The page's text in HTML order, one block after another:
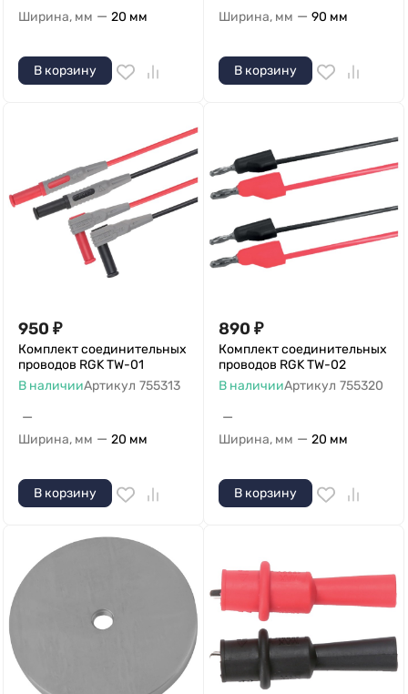
Ширина, мм — 20 мм
В корзину
Ширина, мм — 90 мм
В корзину
950 ₽
Комплект соединительных
проводов RGK TW-01
В наличииАртикул 755313
—
Ширина, мм — 20 мм
В корзину
890 ₽
Комплект соединительных
проводов RGK TW-02
В наличииАртикул 755320
—
Ширина, мм — 20 мм
В корзину